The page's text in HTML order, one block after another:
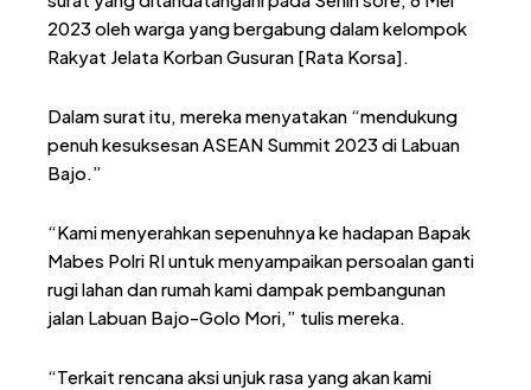
2023 oleh warga yang bergabung dalam kelompok
Rakyat Jelata Korban Gusuran [Rata Korsa].
Dalam surat itu, mereka menyatakan “mendukung
penuh kesuksesan ASEAN Summit 2023 di Labuan
Bajo.”
“Kami menyerahkan sepenuhnya ke hadapan Bapak
Mabes Polri RI untuk menyampaikan persoalan ganti
rugi lahan dan rumah kami dampak pembangunan
jalan Labuan Bajo-Golo Mori,” tulis mereka.
“Terkait rencana aksi unjuk rasa yang akan kami